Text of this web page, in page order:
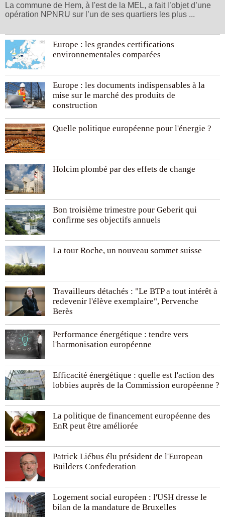
La commune de Hem, à l'est de la MEL, a fait l’objet d’une
opération NPNRU sur l’un de ses quartiers les plus ...
Europe : les grandes certifications
environnementales comparées
Europe : les documents indispensables à la
mise sur le marché des produits de
construction
Quelle politique européenne pour l'énergie ?
Holcim plombé par des effets de change
Bon troisième trimestre pour Geberit qui
confirme ses objectifs annuels
La tour Roche, un nouveau sommet suisse
Travailleurs détachés : "Le BTP a tout intérêt à
redevenir l'élève exemplaire", Pervenche
Berès
Performance énergétique : tendre vers
l'harmonisation européenne
Efficacité énergétique : quelle est l'action des
lobbies auprès de la Commission européenne ?
La politique de financement européenne des
EnR peut être améliorée
Patrick Liébus élu président de l'European
Builders Confederation
Logement social européen : l'USH dresse le
bilan de la mandature de Bruxelles